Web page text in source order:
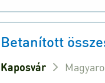
Betanított
Kaposvár